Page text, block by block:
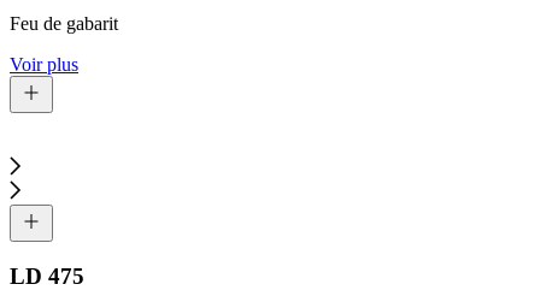
Feu de gabarit
Voir plus
LD 475